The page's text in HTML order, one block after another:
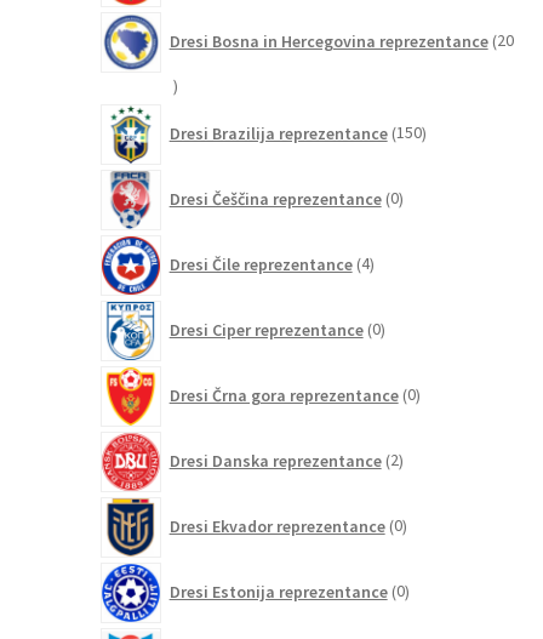
Dresi Bosna in Hercegovina reprezentance 20
20
Dresi Brazilija reprezentance 150izdelkov
Dresi Češčina reprezentance 0izdelkov
Dresi Čile reprezentance 4izdelki
Dresi Ciper reprezentance 0izdelkov
Dresi Črna gora reprezentance 0izdelkov
Dresi Danska reprezentance 2izdelka
Dresi Ekvador reprezentance 0izdelkov
Dresi Estonija reprezentance 0izdelkov